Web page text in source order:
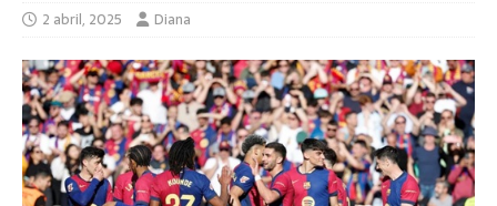
2 abril, 2025 Diana